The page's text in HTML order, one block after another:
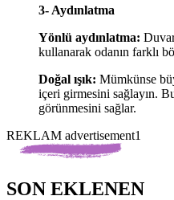
3- Aydınlatma
Yönlü aydınlatma:
kullanarak odanın farklı
Doğal ışık: Mümkünse
içeri girmesini sağlayın.
görünmesini sağlar.
REKLAM advertisement1
SON EKLENEN